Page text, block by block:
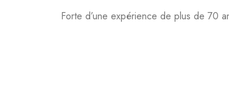
Forte d’une expérience de plus de 70